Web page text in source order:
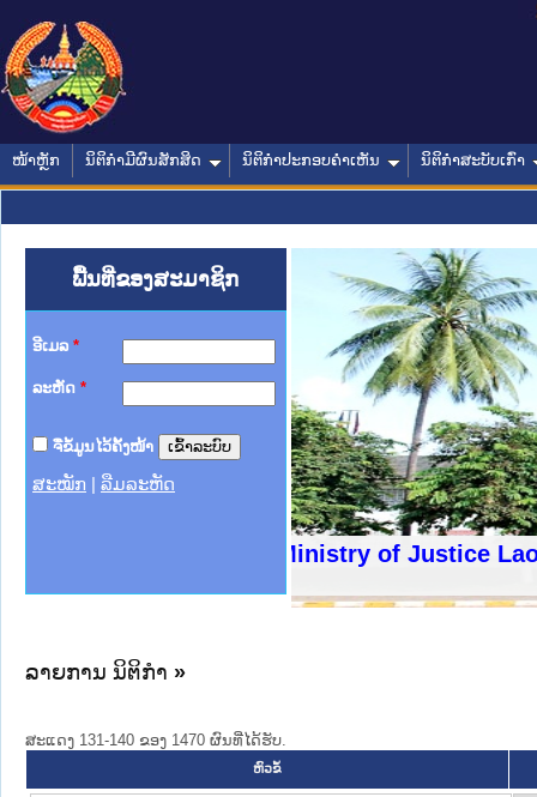
ໜ້າຫຼັກ ນິຕິກໍາມີຜົນສັກສິດ ນິຕິກໍາປະກອບຄໍາເຫັນ ນິຕິກໍາສະບັບເກົ່າ
ພື້ນທີ່ຂອງສະມາຊິກ
ອີເມລ *
ລະຫັດ *
ຈື່ຂໍ້ມູນໄວ້ຄັ້ງໜ້າ
ສະໝັກ ລືມລະຫັດ
Ministry of Justice Lao
າຊົນ ພາກເໜືອ
ການ
ກາງ
ໃຕ້
ຕຳຫຼວດປະຊາຊົນ
ສັນຕິບານປະຊາຊົນ
ກເໜືອ
າຊົນ ພາກກາງ
ລາຍການ ນິຕິກໍາ »
ສະແດງ 131-140 ຂອງ 1470 ຜົນທີ່ໄດ້ຮັບ.
ຫົວຂໍ້